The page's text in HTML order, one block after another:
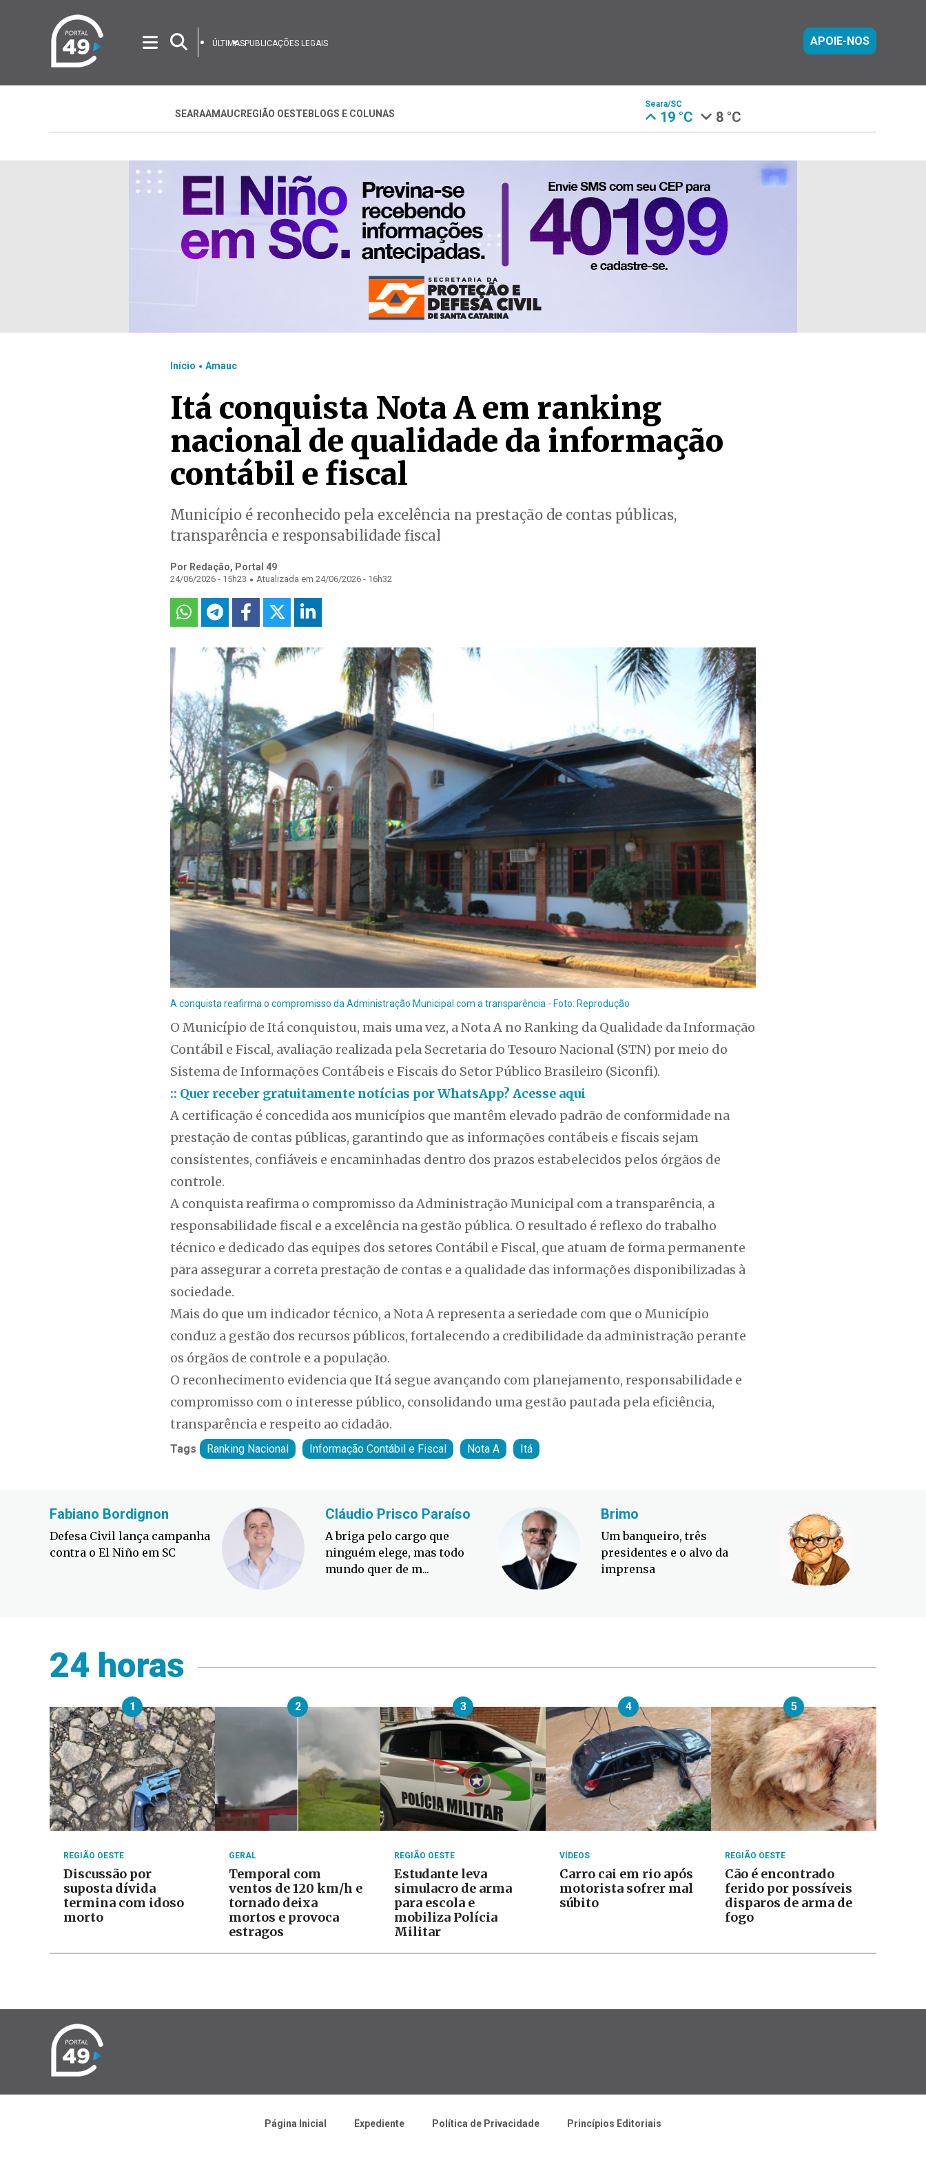
ÚLTIMASPUBLICAÇÕES LEGAIS APOIE-NOS
SEARAAMAUC REGIÃO OESTEBLOGS E COLUNAS
Seara/SC
19 °C 8 °C
Início . Amauc
Itá conquista Nota A em ranking
nacional de qualidade da informação
contábil e fiscal
Município é reconhecido pela excelência na prestação de contas públicas,
transparência e responsabilidade fiscal
Por Redação, Portal 49
24/06/2026 - 15h23 . Atualizada em 24/06/2026 - 16h32
A conquista reafirma o compromisso da Administração Municipal com a transparência - Foto: Reprodução
O Município de Itá conquistou, mais uma vez, a Nota A no Ranking da Qualidade da Informação
Contábil e Fiscal, avaliação realizada pela Secretaria do Tesouro Nacional (STN) por meio do
Sistema de Informações Contábeis e Fiscais do Setor Público Brasileiro (Siconfi).
:: Quer receber gratuitamente notícias por WhatsApp? Acesse aqui
A certificação é concedida aos municípios que mantêm elevado padrão de conformidade na
prestação de contas públicas, garantindo que as informações contábeis e fiscais sejam
consistentes, confiáveis e encaminhadas dentro dos prazos estabelecidos pelos órgãos de
controle.
A conquista reafirma o compromisso da Administração Municipal com a transparência, a
responsabilidade fiscal e a excelência na gestão pública. O resultado é reflexo do trabalho
técnico e dedicado das equipes dos setores Contábil e Fiscal, que atuam de forma permanente
para assegurar a correta prestação de contas e a qualidade das informações disponibilizadas à
sociedade.
Mais do que um indicador técnico, a Nota A representa a seriedade com que o Município
conduz a gestão dos recursos públicos, fortalecendo a credibilidade da administração perante
os órgãos de controle e a população.
O reconhecimento evidencia que Itá segue avançando com planejamento, responsabilidade e
compromisso com o interesse público, consolidando uma gestão pautada pela eficiência,
transparência e respeito ao cidadão.
Tags Ranking Nacional Informação Contábil e Fiscal Nota A Itá
Fabiano Bordignon
Defesa Civil lança campanha
contra o El Niño em SC
Cláudio Prisco Paraíso
A briga pelo cargo que
ninguém elege, mas todo
mundo quer de m...
Brimo
Um banqueiro, três
presidentes e o alvo da
imprensa
24 horas
1
REGIÃO OESTE
Discussão por
suposta dívida
termina com idoso
morto
2
GERAL
Temporal com
ventos de 120 km/h e
tornado deixa
mortos e provoca
estragos
3
REGIÃO OESTE
Estudante leva
simulacro de arma
para escola e
mobiliza Polícia
Militar
4
VÍDEOS
Carro cai em rio após
motorista sofrer mal
súbito
5
REGIÃO OESTE
Cão é encontrado
ferido por possíveis
disparos de arma de
fogo
Página Inicial Expediente Política de Privacidade Princípios Editoriais